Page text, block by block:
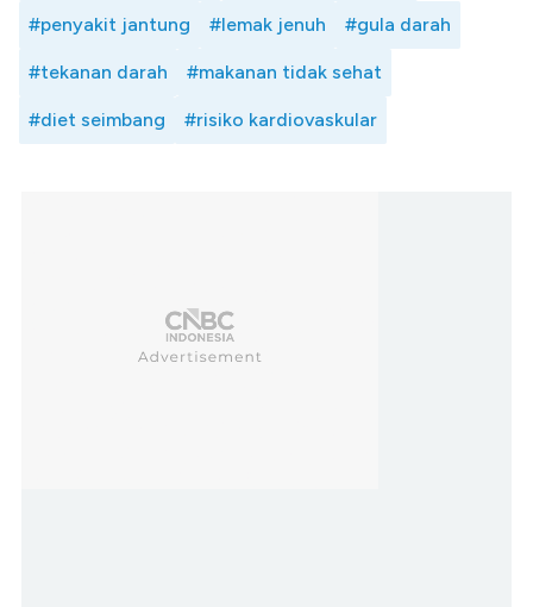
#penyakit jantung #lemak jenuh #gula darah
#tekanan darah #makanan tidak sehat
#diet seimbang #risiko kardiovaskular